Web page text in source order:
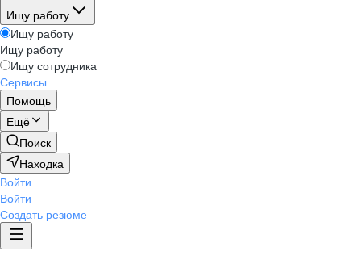
Ищу работу
Ищу работу
Ищу работу
Ищу сотрудника
Сервисы
Помощь
Ещё
Поиск
Находка
Войти
Войти
Создать резюме